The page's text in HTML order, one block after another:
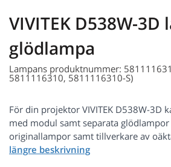
VIVITEK D538W-3D
glödlampa
Lampans produktnummer:
5811116310, 5811116310-S)
För din projektor VIVITEK D538W-3D
med modul samt separata
originallampor samt tillverkare av